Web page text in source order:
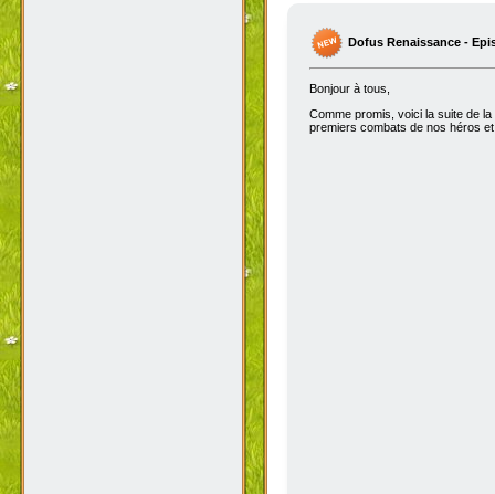
Dofus Renaissance -
Bonjour à tous,
Comme promis, voici la suite de
premiers combats de nos héros